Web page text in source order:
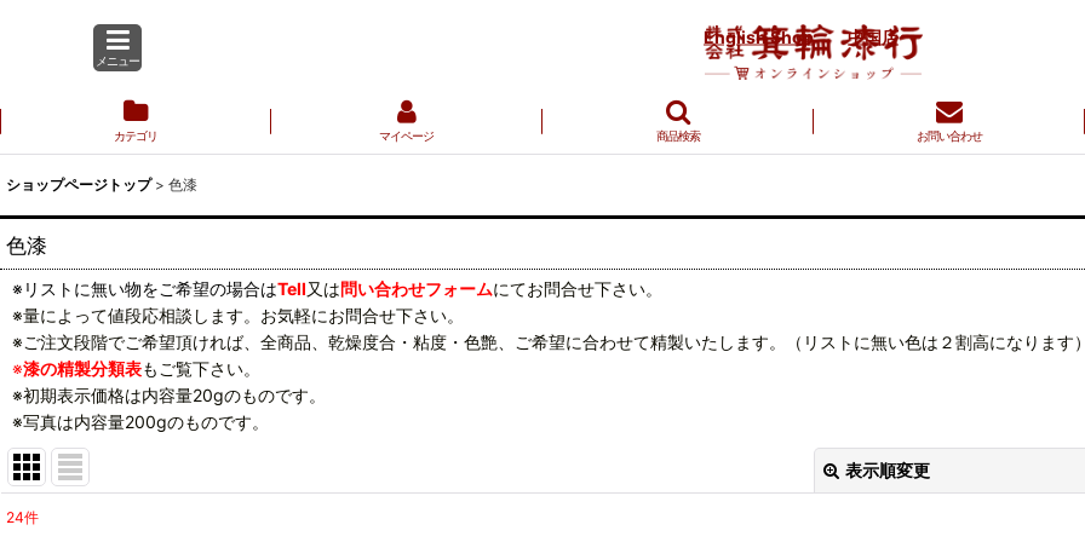
English Shop 中国店
メニュー
カテゴリ マイページ 商品検索 お問い合わせ
ショップページトップ > 色漆
色漆
※リストに無い物をご希望の場合はTell又は問い合わせフォームにてお問合せ下さい。
※量によって値段応相談します。お気軽にお問合せ下さい。
※ご注文段階でご希望頂ければ、全商品、乾燥度合・粘度・色艶、ご希望に合わせて精製いたします。（リストに無い色は２割高になります）
※漆の精製分類表もご覧下さい。
※初期表示価格は内容量20gのものです。
※写真は内容量200gのものです。
表示順変更
24件